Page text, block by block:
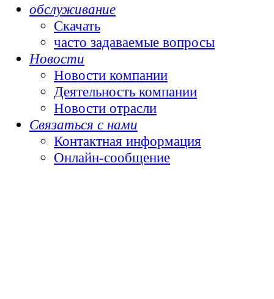
обслуживание
Скачать
часто задаваемые вопросы
Новости
Новости компании
Деятельность компании
Новости отрасли
Связаться с нами
Контактная информация
Онлайн-сообщение